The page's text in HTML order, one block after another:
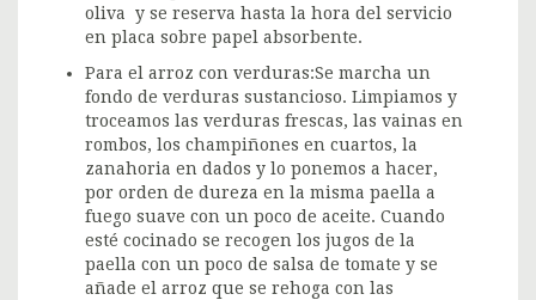
oliva y se reserva hasta la hora del servicio
en placa sobre papel absorbente.
Para el arroz con verduras:Se marcha un
fondo de verduras sustancioso. Limpiamos y
troceamos las verduras frescas, las vainas en
rombos, los champiñones en cuartos, la
zanahoria en dados y lo ponemos a hacer,
por orden de dureza en la misma paella a
fuego suave con un poco de aceite. Cuando
esté cocinado se recogen los jugos de la
paella con un poco de salsa de tomate y se
añade el arroz que se rehoga con las